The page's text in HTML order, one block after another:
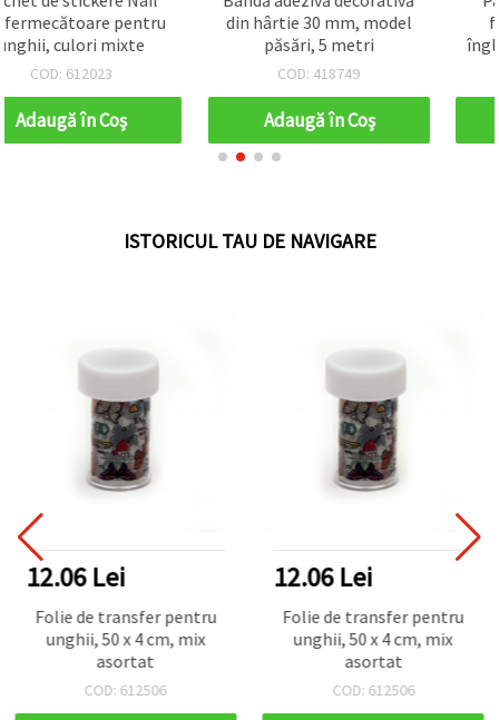
din hârtie 30 mm, model
păsări, 5 metri
COD: 418749
Adaugă în Coş
flori naturale uscate
înglobate, pentru bijuterii
handmade, 34x28x9 mm,
COD: 111111
Adaugă în Coş
ISTORICUL TAU DE NAVIGARE
12.06 Lei
Folie de transfer pentru
unghii, 50 x 4 cm, mix
asortat
COD: 612506
12.06 Lei
Folie de transfer pentru
unghii, 50 x 4 cm, mix
asortat
COD: 612506